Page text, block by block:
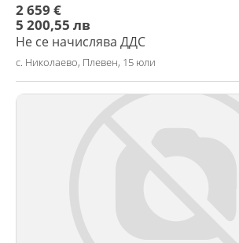
2 659 €
5 200,55 лв
Не се начислява ДДС
с. Николаево, Плевен, 15 юли